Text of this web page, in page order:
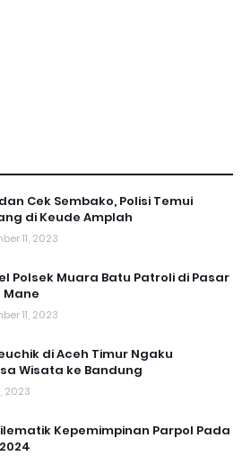
Cek Sembako, Polisi Temui
di Keude Amplah
11, 2023
Polsek Muara Batu Patroli di Pasar
Mane
11, 2023
di Aceh Timur Ngaku
Wisata ke Bandung
2023
Kepemimpinan Parpol Pada